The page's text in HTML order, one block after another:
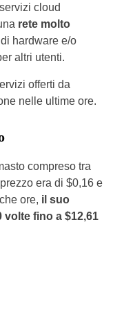
cloud
rete molto
hardware e/o
altri utenti.
offerti da
nelle ultime ore.
compreso tra
era di $0,16 e
ore, il suo
fino a $12,61